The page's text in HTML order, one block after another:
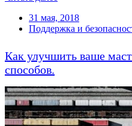
31 мая, 2018
Поддержка и
Как улучшить ваше
способов.